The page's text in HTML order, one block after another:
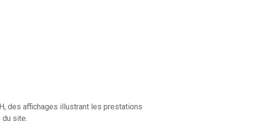
des affichages illustrant les prestations
site.